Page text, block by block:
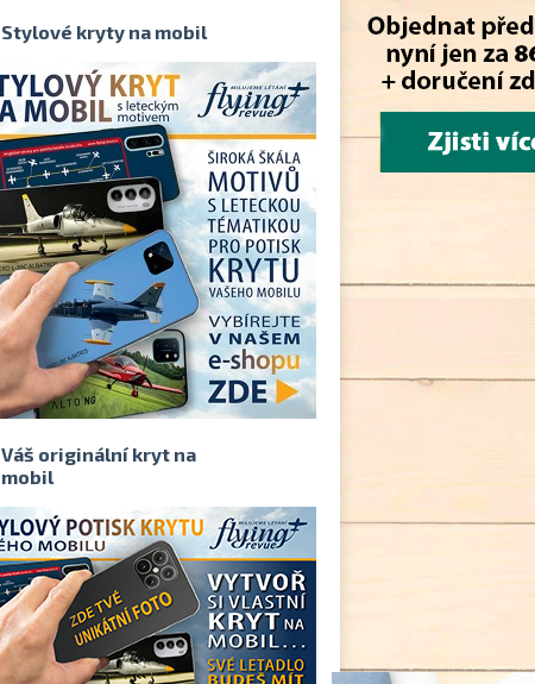
Stylové kryty na mobil
Váš originální kryt na
mobil